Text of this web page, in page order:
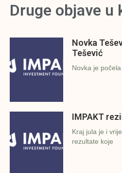
Druge objave u
Novka
Tešević
Novka je
IMPAKT
Kraj jula je i
rezultate koje